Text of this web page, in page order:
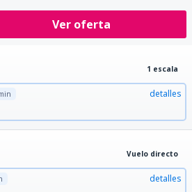
Ver oferta
1 escala
detalles
Vuelo directo
detalles